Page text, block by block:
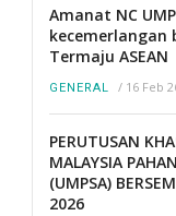
Amanat NC
kecemerlangan
Termaju ASEAN
GENERAL / 16 Feb
PERUTUSAN
MALAYSIA
(UMPSA)
2026